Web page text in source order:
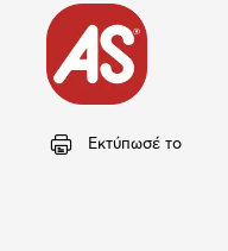
Εκτύπωσέ το